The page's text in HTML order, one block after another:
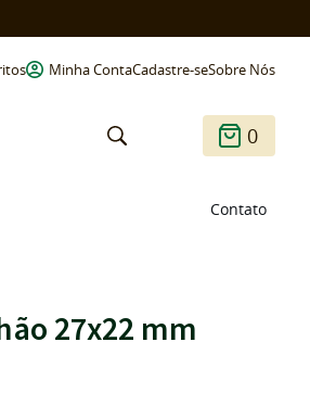
Minha ContaCadastre-seSobre Nós
0
Contato
27x22 mm